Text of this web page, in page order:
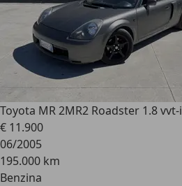
Toyota MR 2MR2 Roadster 1.8 vvt-i
€ 11.900
06/2005
195.000 km
Benzina